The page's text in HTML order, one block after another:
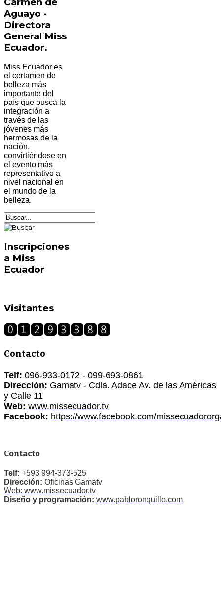
Carmen de
Aguayo -
Directora
General Miss
Ecuador.
Miss Ecuador es
el certamen de
belleza más
importante del
país que busca la
integración a
través de las
jóvenes más
hermosas de la
nación,
convirtiéndose en
el evento más
representativo a
nivel nacional en
el mundo de la
belleza.
Inscripciones
a Miss
Ecuador
Visitantes
Contacto
Telf: 096-933-0172 - 099-693-0861
Dirección: Gamatv - Cdla. Adace Av. de las Américas
y Calle 11
Web: www.missecuador.tv
Facebook: https://www.facebook.com/
Contacto
Telf: +593 994-373-525
Dirección: Oficinas Gamatv
Web: www.missecuador.tv
Diseño y programación: www.pabloronquillo.com